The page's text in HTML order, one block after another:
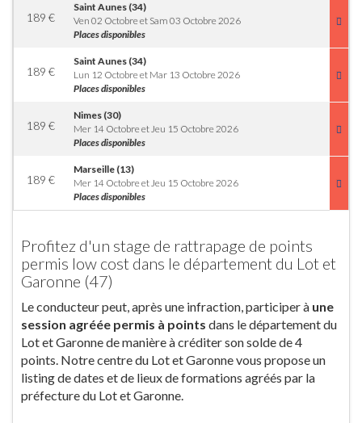
189 €
Saint Aunes (34)
Ven 02 Octobre et Sam 03 Octobre 2026
Places disponibles
189 €
Saint Aunes (34)
Lun 12 Octobre et Mar 13 Octobre 2026
Places disponibles
189 €
Nimes (30)
Mer 14 Octobre et Jeu 15 Octobre 2026
Places disponibles
189 €
Marseille (13)
Mer 14 Octobre et Jeu 15 Octobre 2026
Places disponibles
Profitez d'un stage de rattrapage de points
permis low cost dans le département du Lot et
Garonne (47)
Le conducteur peut, après une infraction, participer à une
session agréée permis à points dans le département du
Lot et Garonne de manière à créditer son solde de 4
points. Notre centre du Lot et Garonne vous propose un
listing de dates et de lieux de formations agréés par la
préfecture du Lot et Garonne.